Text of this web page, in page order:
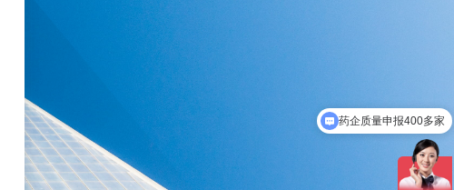
药企质量申报400多家